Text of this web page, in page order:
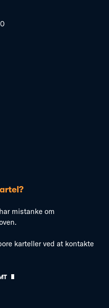
mistanke om
karteller ved at kontakte